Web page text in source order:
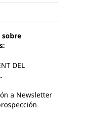
sobre
DEL
a Newsletter